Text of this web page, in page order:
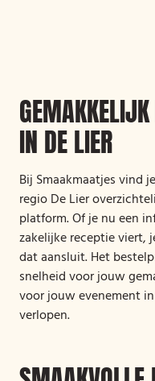
IN DE LIER
Bij Smaakmaatjes vind
regio De Lier
platform. Of je nu een
zakelijke receptie viert,
dat aansluit. Het
snelheid voor jouw
voor jouw evenement
verlopen.